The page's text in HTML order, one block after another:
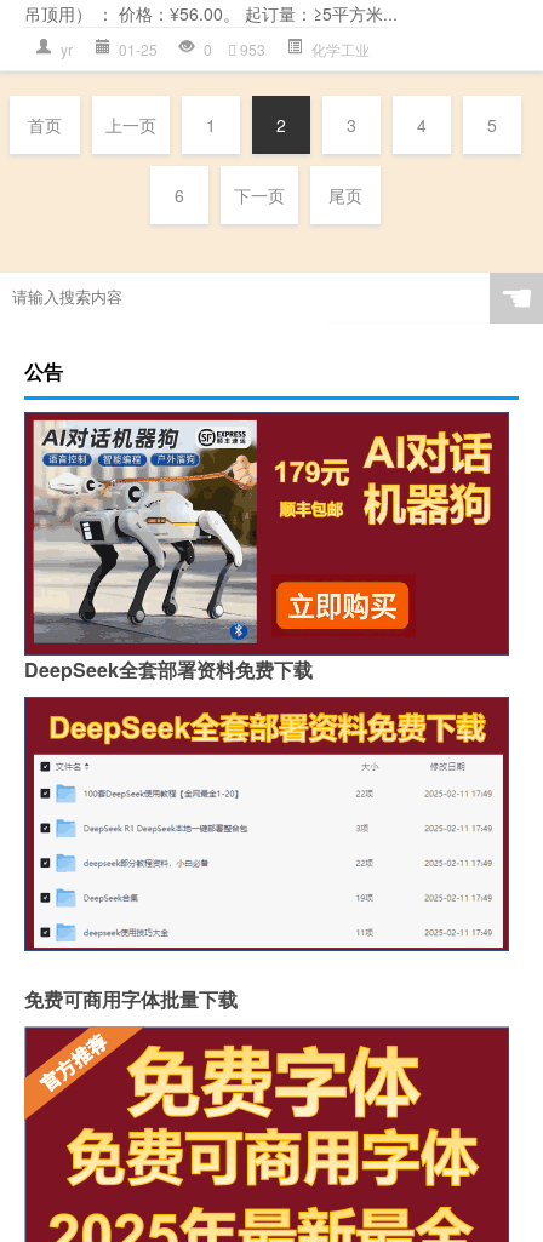
吊顶用） ： 价格：¥56.00。 起订量：≥5平方米...
yr 01-25 0 953 化学工业
首页 上一页 1 2 3 4 5
6 下一页 尾页
☚
公告
DeepSeek全套部署资料免费下载
免费可商用字体批量下载